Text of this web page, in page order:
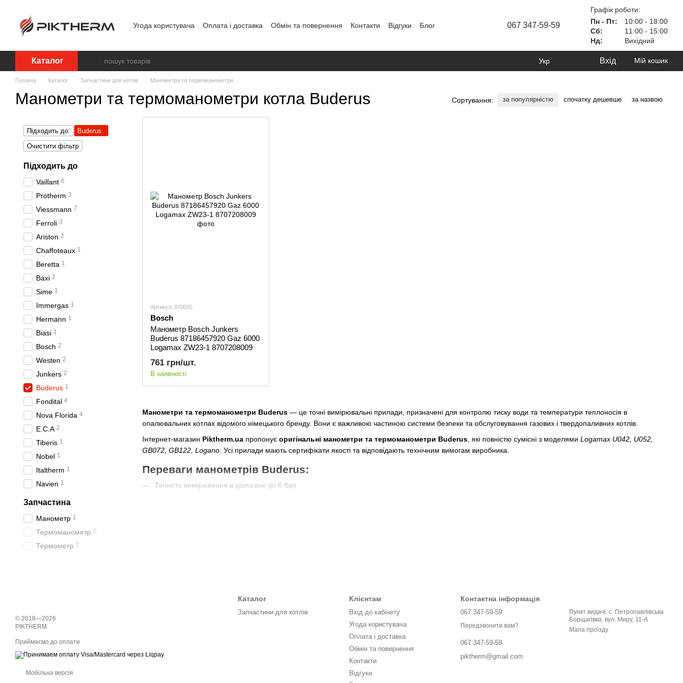
Угода користувача Оплата і доставка Обмін та повернення Контакти Відгуки
Блог
067 347-59-59
Графік роботи:
Пн - Пт:
10:00 - 18:00
Сб:
11:00 - 15:00
Нд:
Вихідний
Каталог Укр Вхід Мій кошик
Головна Каталог Запчастини для котлів Манометри та термоманометри
Манометри та термоманометри котла Buderus Сортування: за популярністю спочатку дешевше за назвою
Манометри та термоманометри Buderus — це точні вимірювальні прилади, призначені для контролю тиску води та температури теплоносія в
опалювальних котлах відомого німецького бренду. Вони є важливою частиною системи безпеки та обслуговування газових і твердопаливних котлів.
Інтернет-магазин Piktherm.ua пропонує оригінальні манометри та термоманометри Buderus , які повністю сумісні з моделями Logamax U042, U052,
GB072, GB122, Logano . Усі прилади мають сертифікати якості та відповідають технічним вимогам виробника.
Переваги манометрів Buderus:
Точність вимірювання в діапазоні до 6 бар
Виносний термощуп для точного вимірювання температури теплоносія
Проста заміна без модифікацій
Професійна консультація по сумісності з моделлю вашого котла
Артикул: 070035
Bosch
Манометр Bosch Junkers
Buderus 87186457920 Gaz 6000
Logamax ZW23-1 8707208009
761 грн/шт.
В наявності
Підходить до:
Buderus
Очистити фільтр
Підходить до
Vaillant 6
Protherm 3
Viessmann 7
Ferroli 3
Ariston 2
Сhaffoteaux 1
Beretta 1
Baxi 2
Sime 1
Immergas 1
Hermann 1
Biasi 1
Bosch 2
Westen 2
Junkers 2
Buderus 1
Fondital 4
Nova Florida 4
E.C.A 2
Tiberis 1
Nobel 1
Italtherm 1
Navien 1
Запчастина
Манометр 1
Термоманометр 0
Термометр 0
© 2018—2026
PIKTHERM
Приймаємо до оплати
Мобільна версія
Каталог
Запчастини для котлів
Клієнтам
Вхід до кабінету
Угода користувача
Оплата і доставка
Обмін та повернення
Контакти
Відгуки
Контактна інформація
067 347-59-59
Передзвонити вам?
067 347-59-59
piktherm@gmail.com
Пункт видачі: с. Петропавлівська
Борщагівка, вул. Миру, 11-А
Мапа проїзду